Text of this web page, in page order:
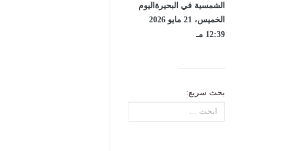
الشمسية في البحيرةاليوم
الخميس، 21 مايو 2026
12:39 مـ
بحث سريع: